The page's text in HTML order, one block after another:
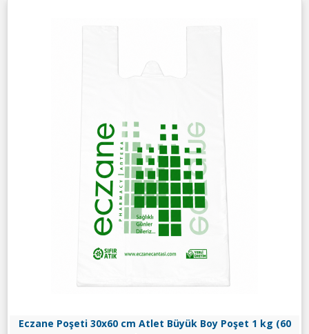
Eczane Poşeti 30x60 cm Atlet Büyük Boy Poşet 1 kg (60